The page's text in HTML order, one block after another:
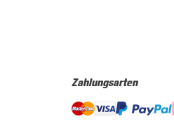
Zahlungsarten